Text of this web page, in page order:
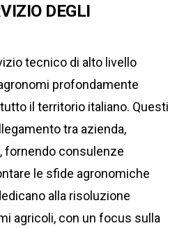
DEGLI
tecnico di alto livello
profondamente
il territorio italiano. Questi
tra azienda,
fornendo consulenze
le sfide agronomiche
alla risoluzione
agricoli, con un focus sulla